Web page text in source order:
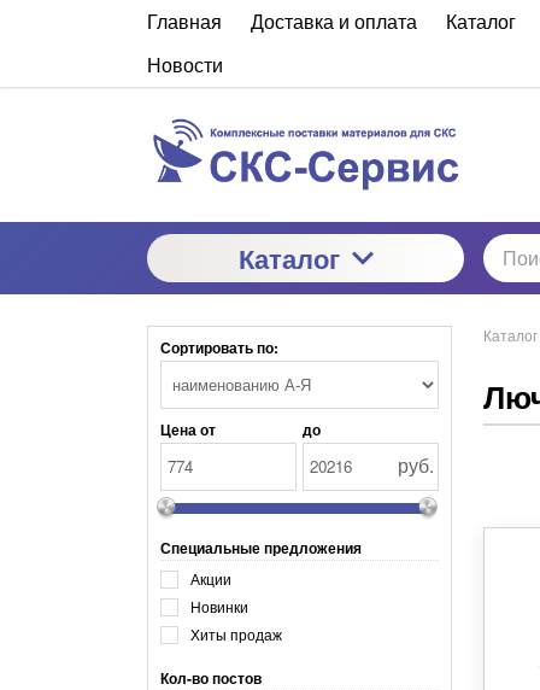
Главная Доставка и оплата
Каталог
Новости
Каталог
Сортировать по:
Цена от до
руб.
Специальные предложения
Акции
Новинки
Хиты продаж
Кол-во постов
Каталог